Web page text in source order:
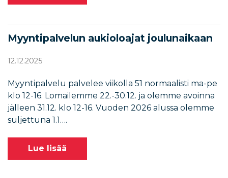
Myyntipalvelun aukioloajat joulunaikaan
12.12.2025
Myyntipalvelu palvelee viikolla 51 normaalisti ma-pe
klo 12-16. Lomailemme 22.-30.12. ja olemme avoinna
jälleen 31.12. klo 12-16. Vuoden 2026 alussa olemme
suljettuna 1.1….
Lue lisää